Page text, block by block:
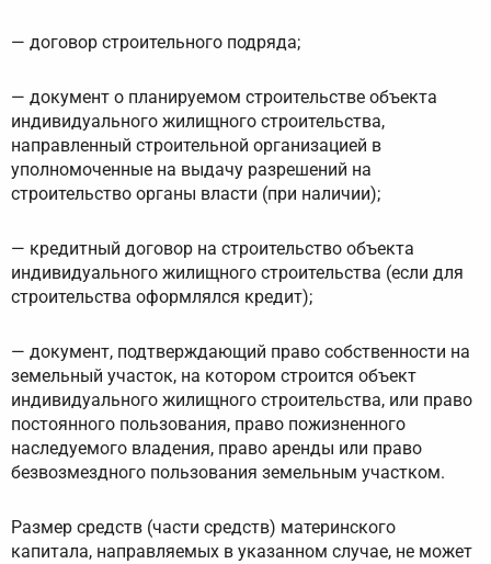
— договор строительного подряда;
— документ о планируемом строительстве объекта
индивидуального жилищного строительства,
направленный строительной организацией в
уполномоченные на выдачу разрешений на
строительство органы власти (при наличии);
— кредитный договор на строительство объекта
индивидуального жилищного строительства (если для
строительства оформлялся кредит);
— документ, подтверждающий право собственности на
земельный участок, на котором строится объект
индивидуального жилищного строительства, или право
постоянного пользования, право пожизненного
наследуемого владения, право аренды или право
безвозмездного пользования земельным участком.
Размер средств (части средств) материнского
капитала, направляемых в указанном случае, не может